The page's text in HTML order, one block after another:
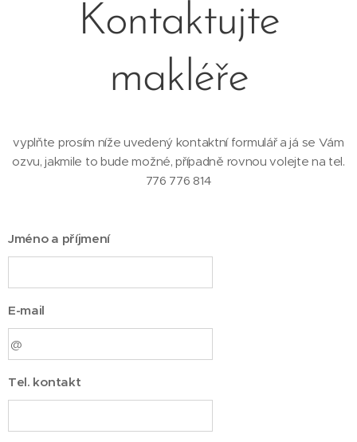
Kontaktujte
makléře
vyplňte prosím níže uvedený kontaktní formulář a já se Vám
ozvu, jakmile to bude možné, případně rovnou volejte na tel.
776 776 814
Jméno a příjmení
E-mail
Tel. kontakt